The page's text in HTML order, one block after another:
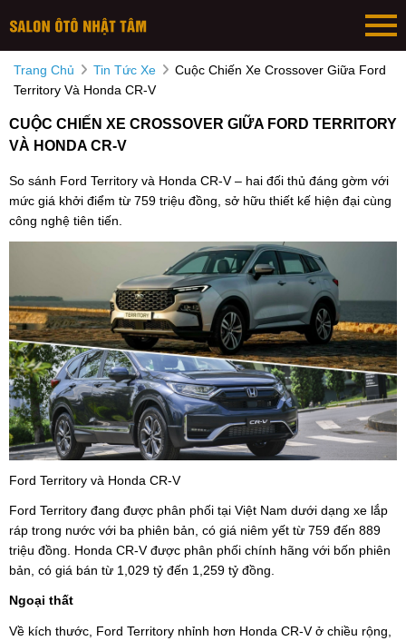
Trang Chủ Tin Tức Xe
Cuộc Chiến Xe Crossover Giữa Ford
Territory Và Honda CR-V
CUỘC CHIẾN XE CROSSOVER GIỮA FORD TERRITORY
VÀ HONDA CR-V
So sánh Ford Territory và Honda CR-V – hai đối thủ đáng gờm với
mức giá khởi điểm từ 759 triệu đồng, sở hữu thiết kế hiện đại cùng
công nghệ tiên tiến.
Ford Territory và Honda CR-V
Ford Territory đang được phân phối tại Việt Nam dưới dạng xe lắp
ráp trong nước với ba phiên bản, có giá niêm yết từ 759 đến 889
triệu đồng. Honda CR-V được phân phối chính hãng với bốn phiên
bản, có giá bán từ 1,029 tỷ đến 1,259 tỷ đồng.
Ngoại thất
Về kích thước, Ford Territory nhỉnh hơn Honda CR-V ở chiều rộng,